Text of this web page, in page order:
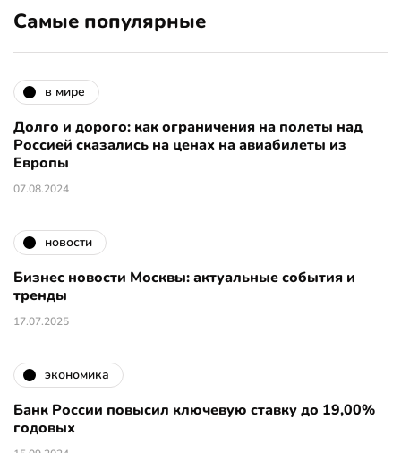
Самые популярные
в мире
Долго и дорого: как ограничения на полеты над
Россией сказались на ценах на авиабилеты из
Европы
07.08.2024
новости
Бизнес новости Москвы: актуальные события и
тренды
17.07.2025
экономика
Банк России повысил ключевую ставку до 19,00%
годовых